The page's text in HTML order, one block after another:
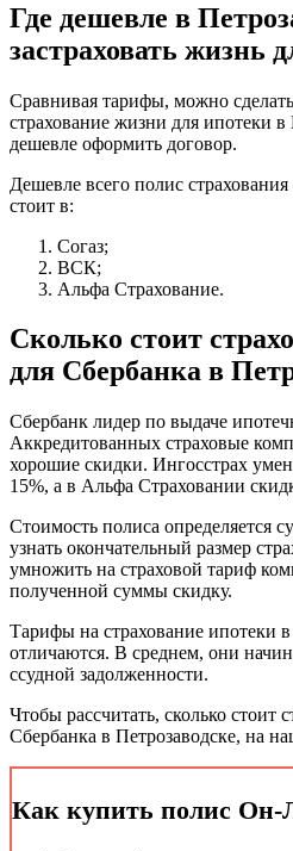
Где дешевле в
застраховать жизнь
Сравнивая тарифы, можно
страхование жизни для ипотеки в
дешевле оформить договор.
Дешевле всего полис
стоит в:
Согаз;
ВСК;
Альфа Страхование.
Сколько стоит
для Сбербанка в
Сбербанк лидер по выдаче
Аккредитованных страховые
хорошие скидки. Ингосстрах
15%, а в Альфа Страховании
Стоимость полиса определяется
узнать окончательный размер
умножить на страховой тариф
полученной суммы скидку.
Тарифы на страхование ипотеки
отличаются. В среднем, они
ссудной задолженности.
Чтобы рассчитать, сколько стоит
Сбербанка в Петрозаводске, на
Как купить полис Он-